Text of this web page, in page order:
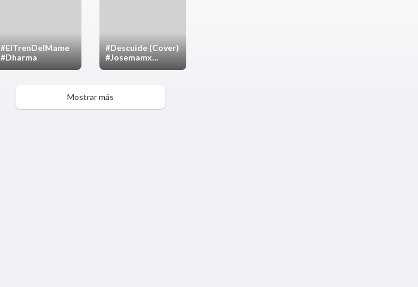
#ElTrenDelMame
#Dharma
#Descuide (Cover)
#Josemamx
Mostrar más